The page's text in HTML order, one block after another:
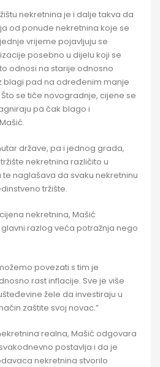
nekretnina je i dalje takva da
od ponude nekretnina koje se
vrijeme pojavljuju se
posebno u dijelu koji se
odnosi na starije odnosno
blagi pad na određenim manje
se tiče novogradnje, cijene se
pa čak blago i
države, pa i jednog grada,
nekretnina različito u
naglašava da svaku nekretninu
tržište.
nekretnina, Mašić
razlog veća potražnja nego
povezati s tim je
rast inflacije. Sve je više
žele da investiraju u
zaštite svoj novac.”
realna, Mašić odgovara
postavlja i da je
nekretnina stvorilo